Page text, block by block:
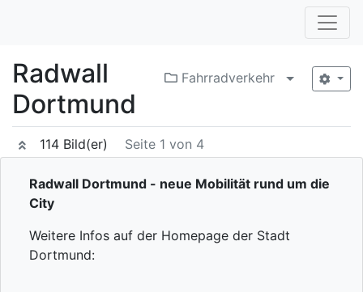
Fahrradverkehr Menü
Radwall
Dortmund
114 Bild(er) Seite 1 von 4
Radwall Dortmund - neue Mobilität rund um die
City
Weitere Infos auf der Homepage der Stadt
Dortmund: